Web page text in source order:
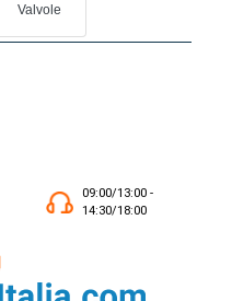
Valvole
09:00/13:00 -
14:30/18:00